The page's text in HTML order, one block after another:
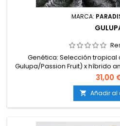
MARCA:
Genética: Selección
Gulupa/Passion Fruit) x híbrido
40% índicaContenido de THC:
10 semanas en
g/m²Producción en exterior:
cm en interior; hasta 220
31,00
 Añadir al